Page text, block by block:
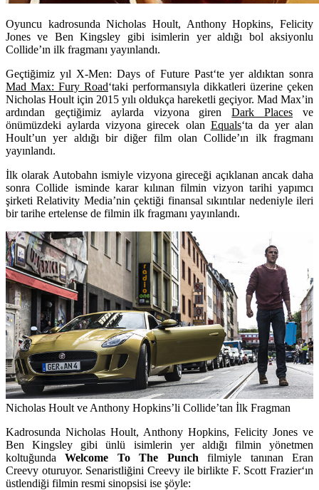
Oyuncu kadrosunda Nicholas Hoult, Anthony Hopkins, Felicity
Jones ve Ben Kingsley gibi isimlerin yer aldığı bol aksiyonlu
Collide’ın ilk fragmanı yayınlandı.
Geçtiğimiz yıl X-Men: Days of Future Past‘te yer aldıktan sonra
Mad Max: Fury Road‘taki performansıyla dikkatleri üzerine çeken
Nicholas Hoult için 2015 yılı oldukça hareketli geçiyor. Mad Max’in
ardından geçtiğimiz aylarda vizyona giren
Dark Places ve
önümüzdeki aylarda vizyona girecek olan Equals‘ta da yer alan
Hoult’un yer aldığı bir diğer film olan Collide’ın ilk fragmanı
yayınlandı.
İlk olarak Autobahn ismiyle vizyona gireceği açıklanan ancak daha
sonra Collide isminde karar kılınan filmin vizyon tarihi yapımcı
şirketi Relativity Media’nin çektiği finansal sıkıntılar nedeniyle ileri
bir tarihe ertelense de filmin ilk fragmanı yayınlandı.
Nicholas Hoult ve Anthony Hopkins’li Collide’tan İlk Fragman
Kadrosunda Nicholas Hoult, Anthony Hopkins, Felicity Jones ve
Ben Kingsley gibi ünlü isimlerin yer aldığı filmin yönetmen
koltuğundaWelcome To The Punchfilmiyle tanınanEran
Creevy oturuyor. Senaristliğini Creevy ile birlikte F. Scott Frazier‘ın
üstlendiği filmin resmi sinopsisi ise şöyle: